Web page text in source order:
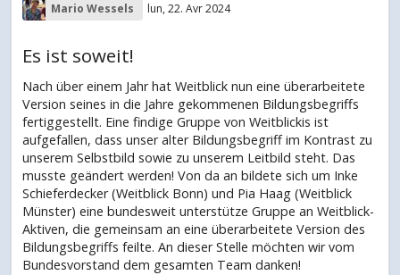
Mario Wessels lun, 22. Avr 2024
Es ist soweit!
Nach über einem Jahr hat Weitblick nun eine überarbeitete
Version seines in die Jahre gekommenen Bildungsbegriffs
fertiggestellt. Eine findige Gruppe von Weitblickis ist
aufgefallen, dass unser alter Bildungsbegriff im Kontrast zu
unserem Selbstbild sowie zu unserem Leitbild steht. Das
musste geändert werden! Von da an bildete sich um Inke
Schieferdecker (Weitblick Bonn) und Pia Haag (Weitblick
Münster) eine bundesweit unterstütze Gruppe an Weitblick-
Aktiven, die gemeinsam an eine überarbeitete Version des
Bildungsbegriffs feilte. An dieser Stelle möchten wir vom
Bundesvorstand dem gesamten Team danken!